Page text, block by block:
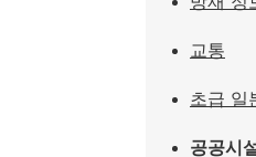
교통
초급 일
공공시설